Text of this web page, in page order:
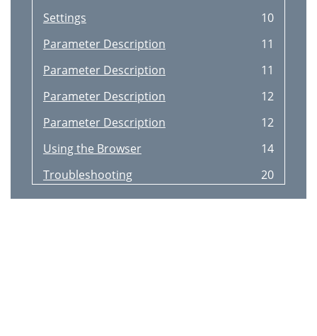
Settings
10
Parameter Description
11
Parameter Description
11
Parameter Description
12
Parameter Description
12
Using the Browser
14
Troubleshooting
20
Troubleshooting
20